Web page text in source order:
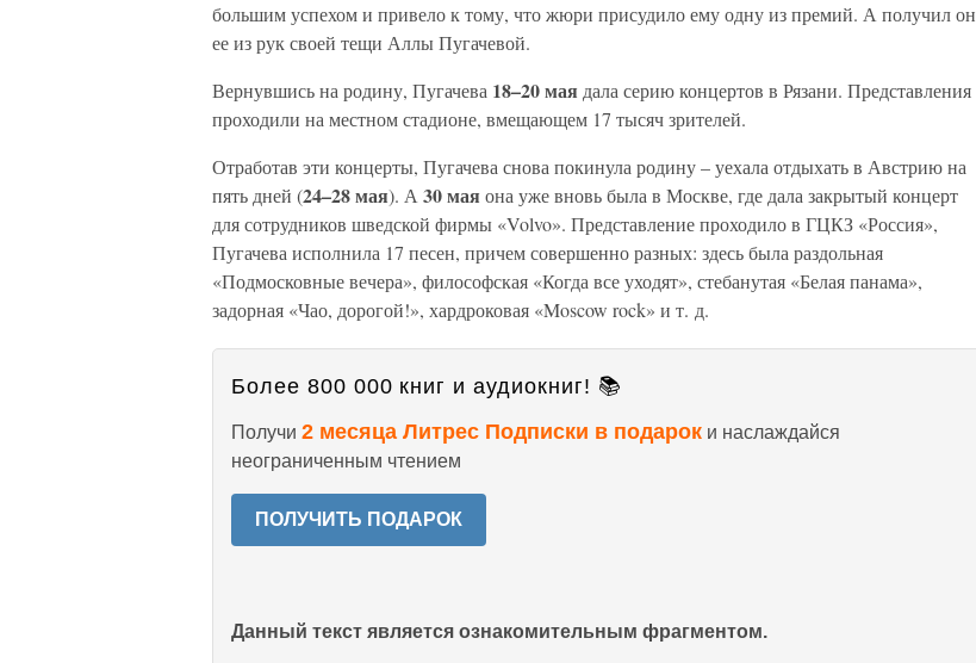
большим успехом и привело к тому, что жюри присудило ему одну из премий. А получил он
ее из рук своей тещи Аллы Пугачевой.
Вернувшись на родину, Пугачева 18–20 мая дала серию концертов в Рязани. Представления
проходили на местном стадионе, вмещающем 17 тысяч зрителей.
Отработав эти концерты, Пугачева снова покинула родину – уехала отдыхать в Австрию на
пять дней (24–28 мая). А 30 мая она уже вновь была в Москве, где дала закрытый концерт
для сотрудников шведской фирмы «Volvo». Представление проходило в ГЦКЗ «Россия»,
Пугачева исполнила 17 песен, причем совершенно разных: здесь была раздольная
«Подмосковные вечера», философская «Когда все уходят», стебанутая «Белая панама»,
задорная «Чао, дорогой!», хардроковая «Moscow rock» и т. д.
Более 800 000 книг и аудиокниг! 📚
Получи 2 месяца Литрес Подписки в подарок и наслаждайся
неограниченным чтением
ПОЛУЧИТЬ ПОДАРОК
Данный текст является ознакомительным фрагментом.